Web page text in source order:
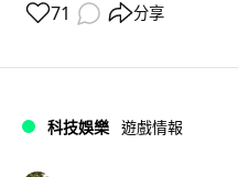
71 分享
科技娛樂 遊戲情報